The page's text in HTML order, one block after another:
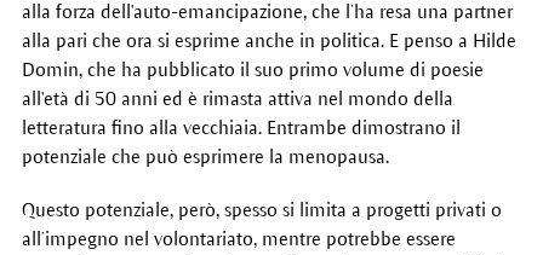
alla forza dell'auto-emancipazione, che l’ha resa una partner
alla pari che ora si esprime anche in politica. E penso a Hilde
Domin, che ha pubblicato il suo primo volume di poesie
all'età di 50 anni ed è rimasta attiva nel mondo della
letteratura fino alla vecchiaia. Entrambe dimostrano il
potenziale che può esprimere la menopausa.
Questo potenziale, però, spesso si limita a progetti privati o
all’impegno nel volontariato, mentre potrebbe essere